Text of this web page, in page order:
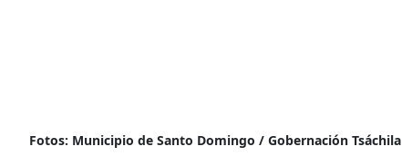
Fotos: Municipio de Santo Domingo / Gobernación Tsáchila